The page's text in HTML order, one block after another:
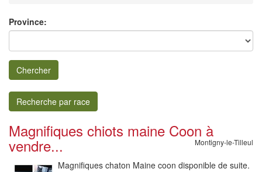
Province:
Chercher
Recherche par race
Magnifiques chiots maine Coon à
vendre... Montigny-le-Tilleul
Magnifiques chaton Maine coon disponible de suite.